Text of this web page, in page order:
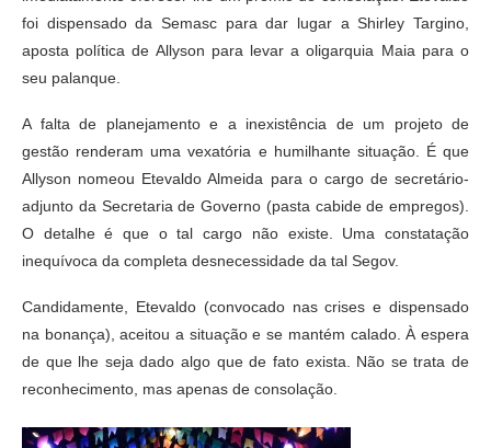
foi dispensado da Semasc para dar lugar a Shirley Targino,
aposta política de Allyson para levar a oligarquia Maia para o
seu palanque.
A falta de planejamento e a inexistência de um projeto de
gestão renderam uma vexatória e humilhante situação. É que
Allyson nomeou Etevaldo Almeida para o cargo de secretário-
adjunto da Secretaria de Governo (pasta cabide de empregos).
O detalhe é que o tal cargo não existe. Uma constatação
inequívoca da completa desnecessidade da tal Segov.
Candidamente, Etevaldo (convocado nas crises e dispensado
na bonança), aceitou a situação e se mantém calado. À espera
de que lhe seja dado algo que de fato exista. Não se trata de
reconhecimento, mas apenas de consolação.